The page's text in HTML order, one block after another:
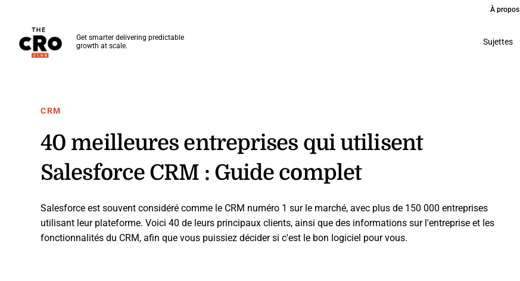
À propos
Get smarter delivering predictable
growth at scale.
Sujettes
CRM
40 meilleures entreprises qui utilisent
Salesforce CRM : Guide complet
Salesforce est souvent considéré comme le CRM numéro 1 sur le marché, avec plus de 150 000 entreprises
utilisant leur plateforme. Voici 40 de leurs principaux clients, ainsi que des informations sur l'entreprise et les
fonctionnalités du CRM, afin que vous puissiez décider si c'est le bon logiciel pour vous.